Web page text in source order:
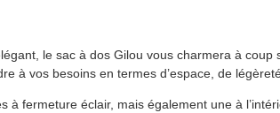
le sac à dos Gilou vous charmera à
à vos besoins en termes d’espace, de
à fermeture éclair, mais également une à